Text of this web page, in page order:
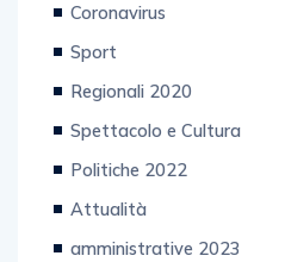
Coronavirus
Sport
Regionali 2020
Spettacolo e Cultura
Politiche 2022
Attualità
amministrative 2023